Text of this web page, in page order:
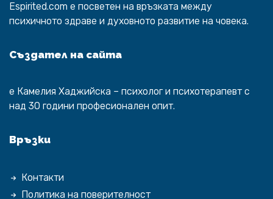
Espirited.com e посветен на връзката между
психичното здраве и духовното развитие на човека.
Създател на сайта
е Камелия Хаджийска – психолог и психотерапевт с
над 30 години професионален опит.
Връзки
Контакти
Политика на поверителност